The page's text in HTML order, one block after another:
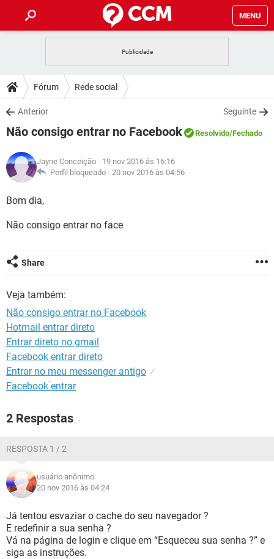
MENU
CELULAR
OUTLOOK
INSTAGRAM GMAIL
GUIA DE COMPRAS
DICAS
JOGOS
INSTAGRAM GMAIL
GUIA DE COMPRAS
DOWNLOADS
JOGOS WHATSAPP
CELULAR
OUTLOOK EXCEL
INSTAGRAM
JOGOS WHATSAPP
CELULAR
OUTLOOK
INSTAGRAM
GLOSSÁRIO
JOGOS
INSTAGRAM
Fórum Rede social
Anterior Seguinte
Não consigo entrar no Facebook Resolvido/Fechado
Jayne Conceição - 19 nov 2016 às 16:16
Perfil bloqueado - 20 nov 2016 às 04:56
Bom dia,
Não consigo entrar no face
Share
Veja também:
Não consigo entrar no Facebook
Hotmail entrar direto
Entrar direto no gmail
Facebook entrar direto
Entrar no meu messenger antigo ✓
Facebook ́entrar
2 Respostas
RESPOSTA 1 / 2
usuário anônimo
20 nov 2016 às 04:24
Já tentou esvaziar o cache do seu navegador ?
E redefinir a sua senha ?
Vá na página de login e clique em “Esqueceu sua senha ?” e
siga as instruções.